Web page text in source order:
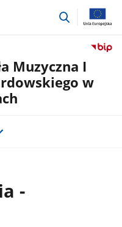
przejdź
Muzyczna I
w
-